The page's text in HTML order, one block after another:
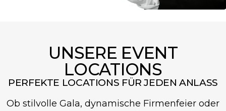
UNSERE EVENT
LOCATIONS
PERFEKTE LOCATIONS FÜR JEDEN ANLASS
Ob stilvolle Gala, dynamische Firmenfeier oder